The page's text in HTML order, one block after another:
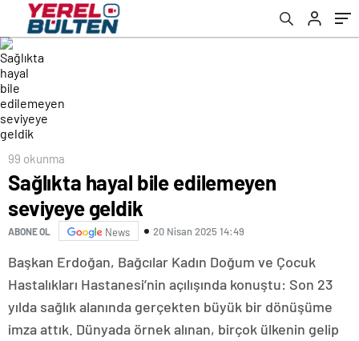
99 okunma
Sağlıkta hayal bile edilemeyen
seviyeye geldik
ABONE OL News 20 Nisan 2025 14:49
Başkan Erdoğan, Bağcılar Kadın Doğum ve Çocuk
Hastalıkları Hastanesi’nin açılışında konuştu: Son 23
yılda sağlık alanında gerçekten büyük bir dönüşüme
imza attık. Dünyada örnek alınan, birçok ülkenin gelip